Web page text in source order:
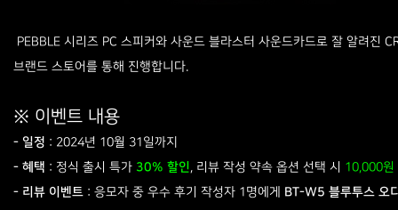
PEBBLE 시리즈 PC 스피커와 사운드 블라스터 사운드카드로 잘 알려진
브랜드 스토어를 통해 진행합니다.
※ 이벤트 내용
- 일정 : 2024년 10월 31일까지
- 혜택 : 정식 출시 특가 30% 할인, 리뷰 작성 약속 옵션 선택 시 10,000원
- 리뷰 이벤트 : 응모자 중 우수 후기 작성자 1명에게 BT-W5 블루투스 오